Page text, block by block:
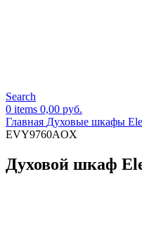
Search
0 items 0,00 руб.
Главная Духовые шкафы
EVY9760AOX
Духовой шкаф